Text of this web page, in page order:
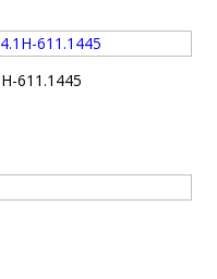
611.1445